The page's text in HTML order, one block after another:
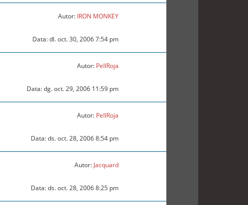
Autor: IRON MONKEY
Data: dl. oct. 30, 2006 7:54 pm
Autor: PellRoja
Data: dg. oct. 29, 2006 11:59 pm
Autor: PellRoja
Data: ds. oct. 28, 2006 8:54 pm
Autor: Jacquard
Data: ds. oct. 28, 2006 8:25 pm